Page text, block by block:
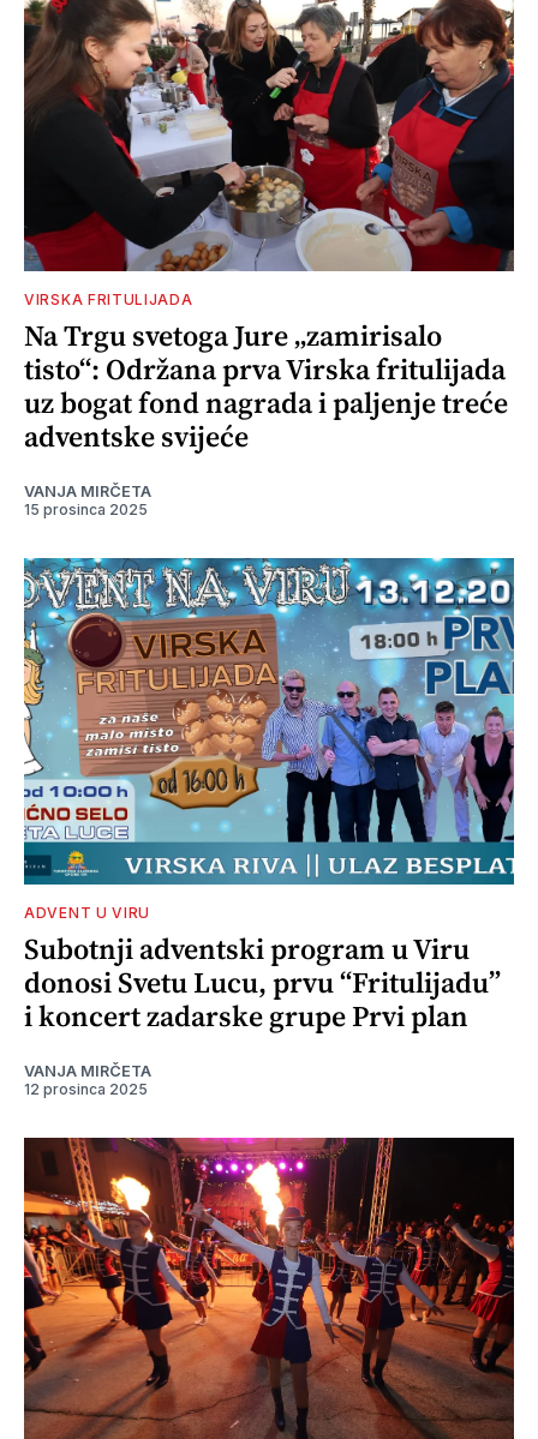
VIRSKA FRITULIJADA
Na Trgu svetoga Jure „zamirisalo
tisto“: Održana prva Virska fritulijada
uz bogat fond nagrada i paljenje treće
adventske svijeće
VANJA MIRČETA
15 prosinca 2025
ADVENT U VIRU
Subotnji adventski program u Viru
donosi Svetu Lucu, prvu “Fritulijadu”
i koncert zadarske grupe Prvi plan
VANJA MIRČETA
12 prosinca 2025